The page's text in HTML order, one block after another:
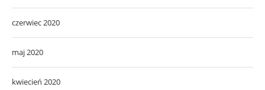
czerwiec 2020
maj 2020
kwiecień 2020